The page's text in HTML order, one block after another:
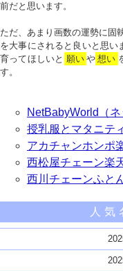
前だと思います。
ただ、あまり画数の運勢に固
を大事にされると良いと思い
育ってほしいと 願い や 想い
す。
NetBabyWorld（ネ
授乳服とマタニテ
アカチャンホンポ
西松屋チェーン楽
西川チェーンふと
人気